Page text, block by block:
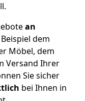
an
dem
Möbel, dem
Versand Ihrer
Sie sicher
bei Ihnen in